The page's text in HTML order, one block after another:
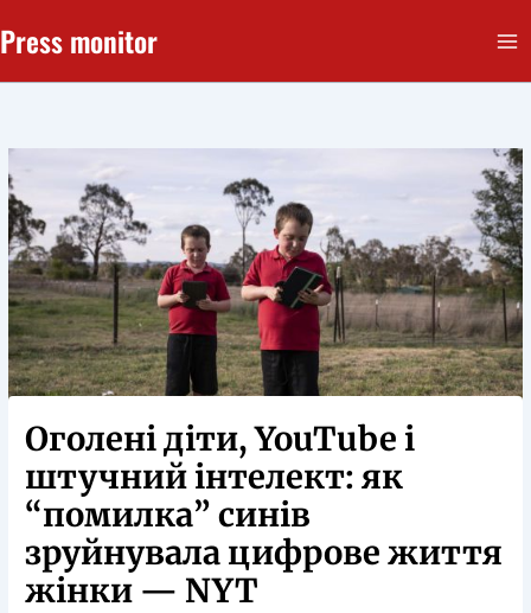
до
Press monitor
Оголені діти, YouTube і
штучний інтелект: як
“помилка” синів
зруйнувала цифрове життя
жінки — NYT